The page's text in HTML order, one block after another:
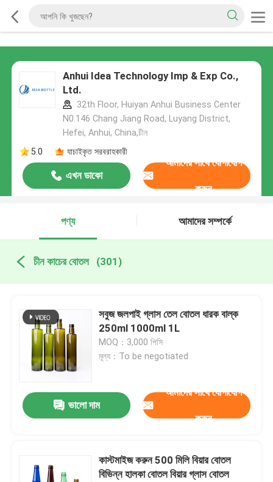
Anhui Idea Technology Imp & Exp Co.,
Ltd.
32th Floor, Huiyan Anhui Business Center
N0.146 Chang Jiang Road, Luyang District,
Hefei, Anhui, China,চীন
5.0
যাচাইকৃত সরবরাহকারী
এখন ডাকো
আমাদের সাথে যোগাযোগ
করুন
পণ্য আমাদের সম্পর্কে
চীন কাচের বোতল (301)
সবুজ জলপাই গ্লাস তেল বোতল ধারক বাল্ক
250ml 1000ml 1L
MOQ：3,000 পিসি
মূল্য：To be negotiated
ভালো দাম
আমাদের সাথে যোগাযোগ
করুন
কাস্টমাইজ করুন 500 মিলি বিয়ার বোতল
বিভিন্ন হালকা বোতল বিয়ার গ্লাস বোতল